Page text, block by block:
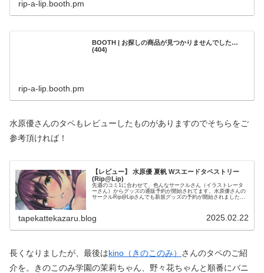
rip-a-lip.booth.pm
BOOTH | お探しの商品が見つかりませんでした…
(404)
rip-a-lip.booth.pm
水原優さんのタペもレビューしたものがありますのでそちらをご
参考頂ければ！
【レビュー】 水原優 夏帆 Wスエードタペストリー
(Rip@Lip)
先週のコミ1に合わせて、色んなサークルさん（イラストレータ
ーさん）からグッズの通販予約が開始されてます。水原優さんの
サークルRip@Lipさんでも新規グッズの予約が開始されましたの
tapekattekazaru.blog 2025.02.22
長くなりましたが、最後はkino（きのこのみ） さんのタペのご紹
介を。きのこのみ学園の茉莉ちゃん、野々花ちゃんと順番にバニ